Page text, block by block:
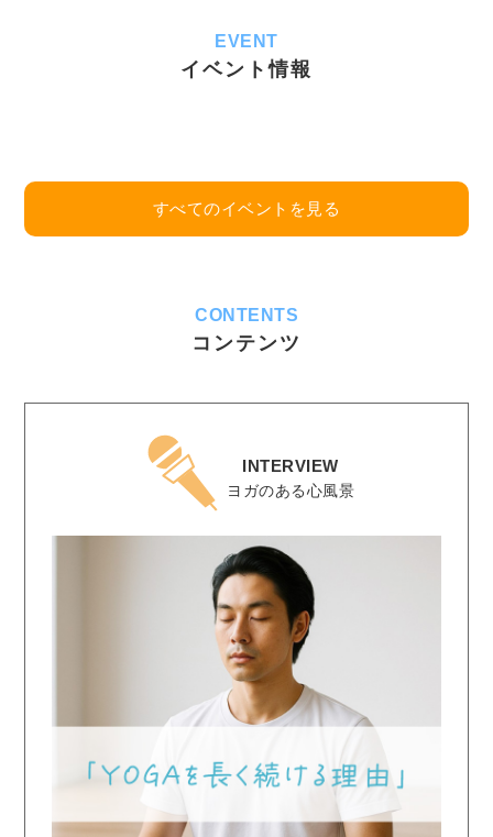
EVENT
イベント情報
すべてのイベントを見る
CONTENTS
コンテンツ
INTERVIEW
ヨガのある心風景